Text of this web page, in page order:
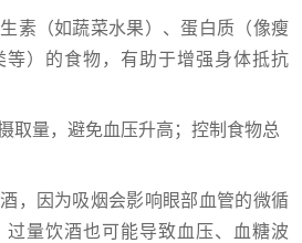
素（如蔬菜水果）、蛋白质（像瘦
等）的食物，有助于增强身体抵抗
取量，避免血压升高；控制食物总
，因为吸烟会影响眼部血管的微循
量饮酒也可能导致血压、血糖波